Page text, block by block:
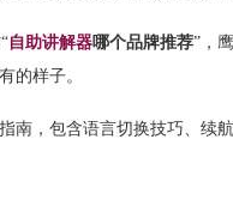
“自助讲解器哪个品牌推荐”，
的样子。
南，包含语言切换技巧、续